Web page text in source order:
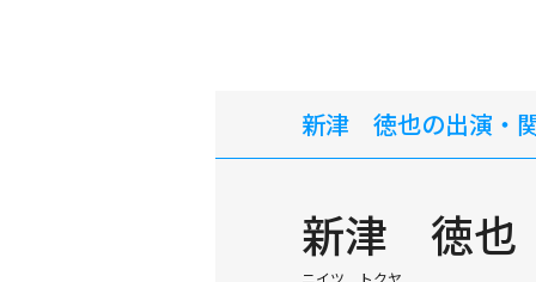
新津 徳也の出演・
新津 徳也
ニイツ トクヤ